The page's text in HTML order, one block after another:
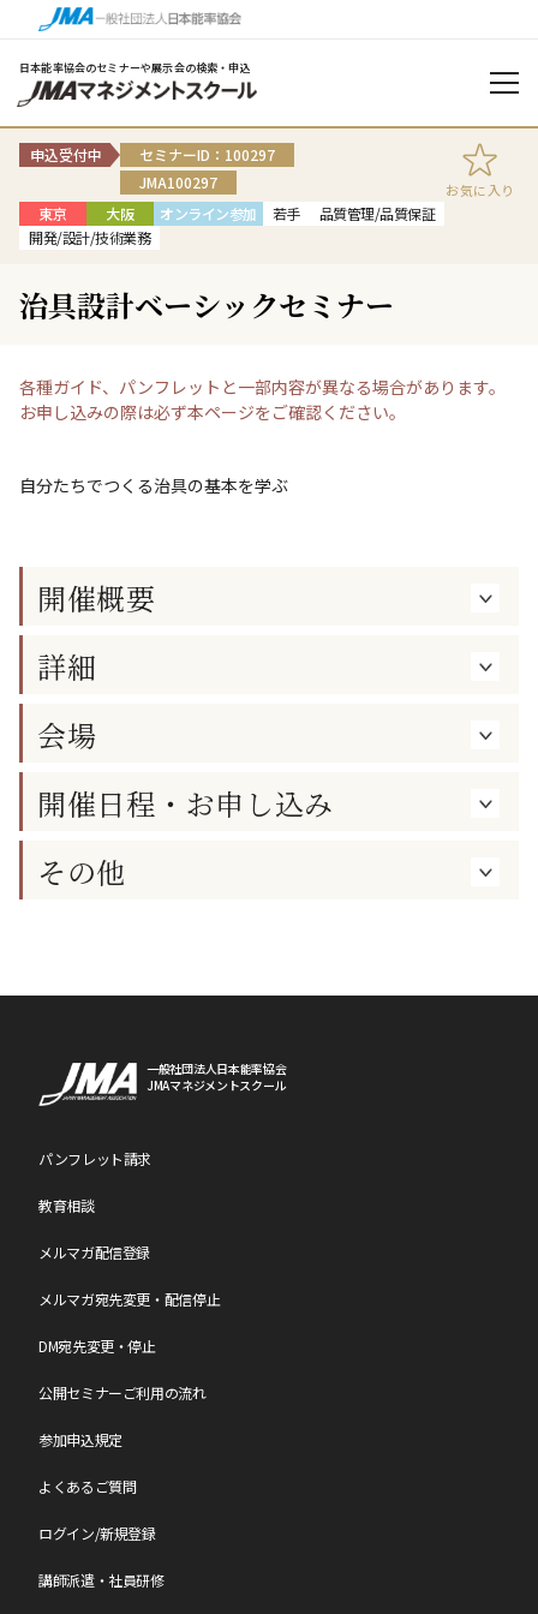
日本能率協会のセミナーや展示会の検索・申込
申込受付中
セミナーID：100297
JMA100297
東京
大阪 オンライン参加 若手
品質管理/品質保証
開発/設計/技術業務
お気に入り
治具設計ベーシックセミナー
各種ガイド、パンフレットと一部内容が異なる場合があります。
お申し込みの際は必ず本ページをご確認ください。
自分たちでつくる治具の基本を学ぶ
開催概要
詳細
会場
開催日程・お申し込み
その他
一般社団法人日本能率協会
JMAマネジメントスクール
パンフレット請求
教育相談
メルマガ配信登録
メルマガ宛先変更・配信停止
DM宛先変更・停止
公開セミナーご利用の流れ
参加申込規定
よくあるご質問
ログイン/新規登録
講師派遣・社員研修